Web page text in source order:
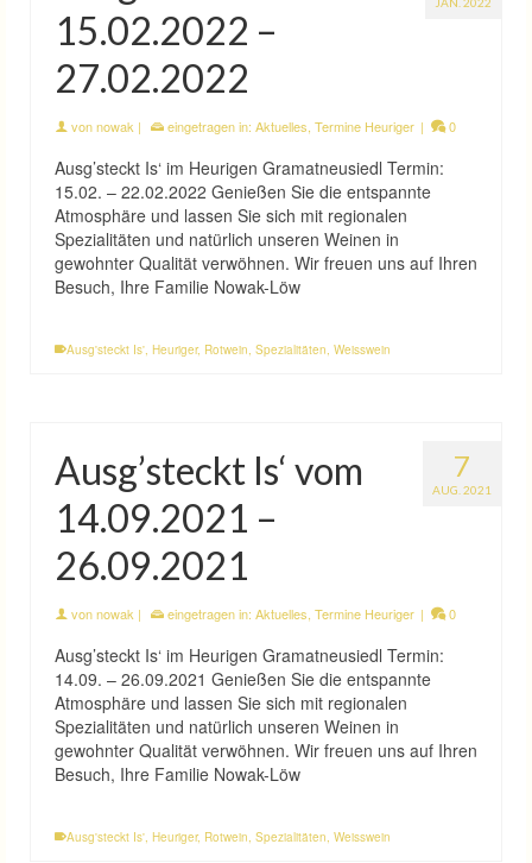
15.02.2022 –
27.02.2022
vonnowak | eingetragen in: Aktuelles Termine Heuriger | 0
Ausg’steckt Is‘ im Heurigen Gramatneusiedl Termin:
15.02. – 22.02.2022 Genießen Sie die entspannte
Atmosphäre und lassen Sie sich mit regionalen
Spezialitäten und natürlich unseren Weinen in
gewohnter Qualität verwöhnen. Wir freuen uns auf Ihren
Besuch, Ihre Familie Nowak-Löw
Ausg'steckt Is', Heuriger, Rotwein, Spezialitäten, Weisswein
7
AUG. 2021
Ausg’steckt Is‘ vom
14.09.2021 –
26.09.2021
vonnowak | eingetragen in: Aktuelles Termine Heuriger | 0
Ausg’steckt Is‘ im Heurigen Gramatneusiedl Termin:
14.09. – 26.09.2021 Genießen Sie die entspannte
Atmosphäre und lassen Sie sich mit regionalen
Spezialitäten und natürlich unseren Weinen in
gewohnter Qualität verwöhnen. Wir freuen uns auf Ihren
Besuch, Ihre Familie Nowak-Löw
Ausg'steckt Is', Heuriger, Rotwein, Spezialitäten, Weisswein